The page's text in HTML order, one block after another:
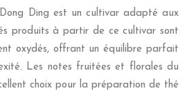
Ding est un cultivar adapté aux
produits à partir de ce cultivar sont
oxydés, offrant un équilibre parfait
Les notes fruitées et florales du
choix pour la préparation de thé